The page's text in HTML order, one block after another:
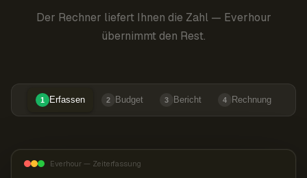
Der Rechner liefert Ihnen die Zahl — Everhour
übernimmt den Rest.
1 Erfassen 2 Budget 3 Bericht 4 Rechnung
Everhour — Zeiterfassung